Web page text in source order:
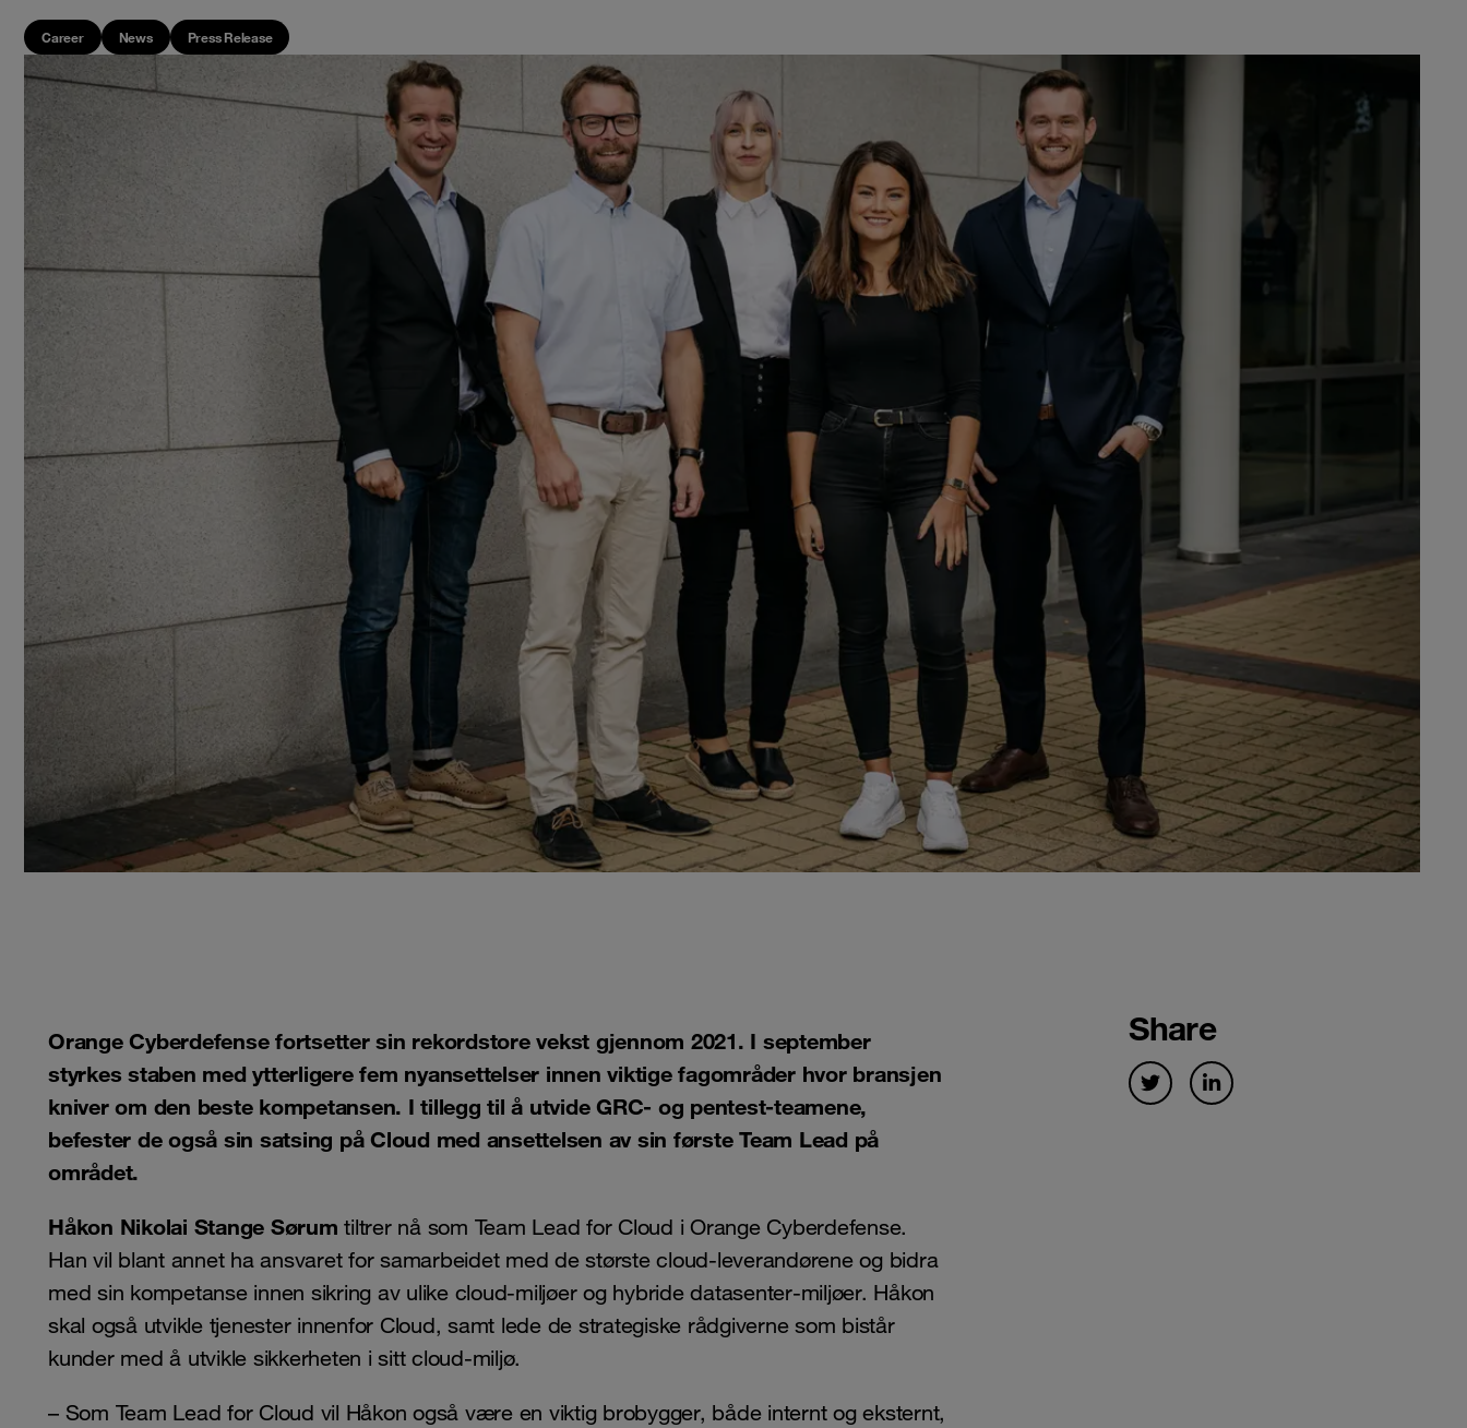
Career News Press Release
Share
Orange Cyberdefense fortsetter sin rekordstore vekst gjennom 2021. I september
styrkes staben med ytterligere fem nyansettelser innen viktige fagområder hvor bransjen
kniver om den beste kompetansen. I tillegg til å utvide GRC- og pentest-teamene,
befester de også sin satsing på Cloud med ansettelsen av sin første Team Lead på
området.
Håkon Nikolai Stange Sørum tiltrer nå som Team Lead for Cloud i Orange Cyberdefense.
Han vil blant annet ha ansvaret for samarbeidet med de største cloud-leverandørene og bidra
med sin kompetanse innen sikring av ulike cloud-miljøer og hybride datasenter-miljøer. Håkon
skal også utvikle tjenester innenfor Cloud, samt lede de strategiske rådgiverne som bistår
kunder med å utvikle sikkerheten i sitt cloud-miljø.
– Som Team Lead for Cloud vil Håkon også være en viktig brobygger, både internt og eksternt,